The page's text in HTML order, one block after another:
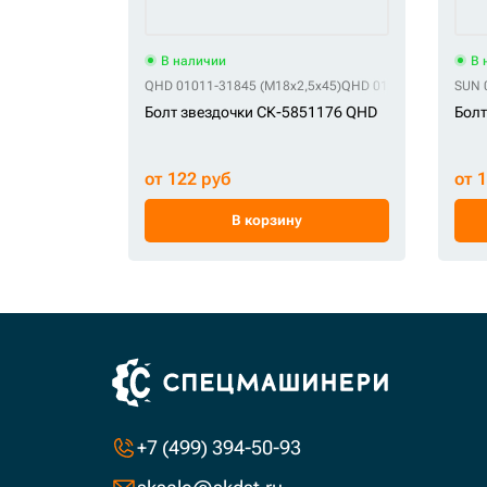
В наличии
QHD 01011-31845 (M18x2,5x45)QHD 0120101800450
Болт звездочки СК-5851176 QHD
от 122 руб
В корзину
В
SUN
от
+7 (499) 394-50-93